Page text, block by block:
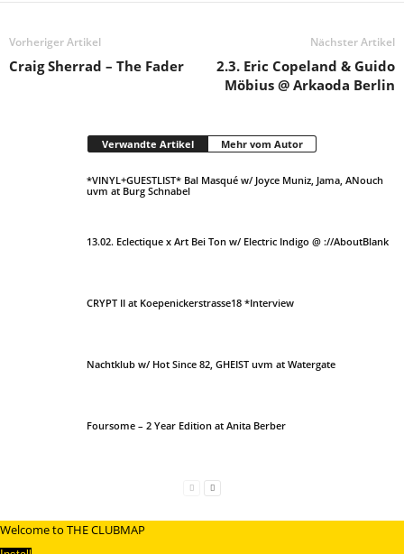
Vorheriger Artikel
Craig Sherrad – The Fader
Nächster Artikel
2.3. Eric Copeland & Guido
Möbius @ Arkaoda Berlin
Verwandte Artikel Mehr vom Autor
*VINYL+GUESTLIST* Bal Masqué w/ Joyce Muniz, Jama, ANouch
uvm at Burg Schnabel
13.02. Eclectique x Art Bei Ton w/ Electric Indigo @ ://AboutBlank
CRYPT II at Koepenickerstrasse18 *Interview
Nachtklub w/ Hot Since 82, GHEIST uvm at Watergate
Foursome – 2 Year Edition at Anita Berber
Welcome to THE CLUBMAP